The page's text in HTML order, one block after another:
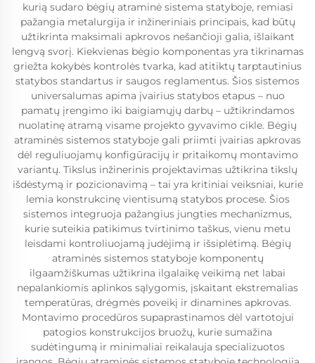
kurią sudaro bėgių atraminė sistema statyboje, remiasi
pažangia metalurgija ir inžineriniais principais, kad būtų
užtikrinta maksimali apkrovos nešančioji galia, išlaikant
lengvą svorį. Kiekvienas bėgio komponentas yra tikrinamas
griežta kokybės kontrolės tvarka, kad atitiktų tarptautinius
statybos standartus ir saugos reglamentus. Šios sistemos
universalumas apima įvairius statybos etapus – nuo
pamatų įrengimo iki baigiamųjų darbų – užtikrindamos
nuolatinę atramą visame projekto gyvavimo cikle. Bėgių
atraminės sistemos statyboje gali priimti įvairias apkrovas
dėl reguliuojamų konfigūracijų ir pritaikomų montavimo
variantų. Tikslus inžinerinis projektavimas užtikrina tikslų
išdėstymą ir pozicionavimą – tai yra kritiniai veiksniai, kurie
lemia konstrukcinę vientisumą statybos procese. Šios
sistemos integruoja pažangius jungties mechanizmus,
kurie suteikia patikimus tvirtinimo taškus, vienu metu
leisdami kontroliuojamą judėjimą ir išsiplėtimą. Bėgių
atraminės sistemos statyboje komponentų
ilgaamžiškumas užtikrina ilgalaikę veikimą net labai
nepalankiomis aplinkos sąlygomis, įskaitant ekstremalias
temperatūras, drėgmės poveikį ir dinamines apkrovas.
Montavimo procedūros supaprastinamos dėl vartotojui
patogios konstrukcijos bruožų, kurie sumažina
sudėtingumą ir minimaliai reikalauja specializuotos